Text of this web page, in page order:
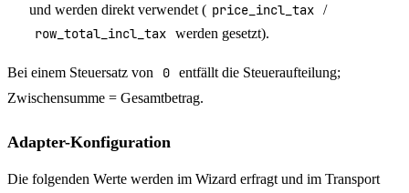
und werden direkt verwendet ( price_incl_tax /
row_total_incl_tax werden gesetzt).
Bei einem Steuersatz von 0 entfällt die Steueraufteilung;
Zwischensumme = Gesamtbetrag.
Adapter-Konfiguration
Die folgenden Werte werden im Wizard erfragt und im Transport